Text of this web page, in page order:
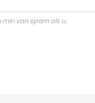
min van spam als u.